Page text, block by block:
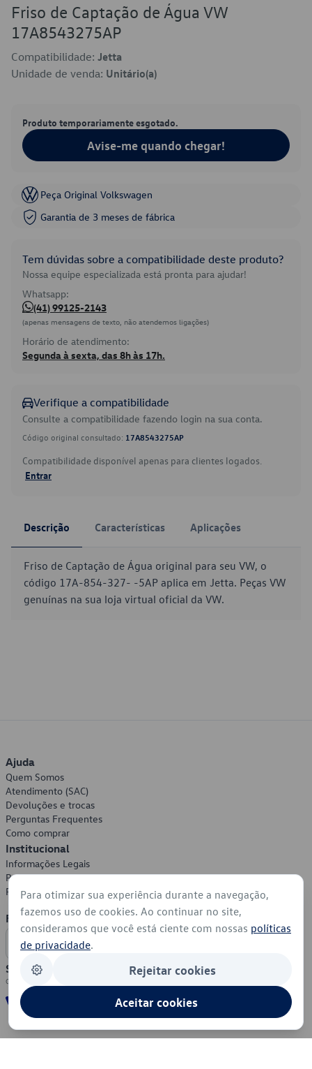
Friso de Captação de Água VW
17A8543275AP
Compatibilidade: Jetta
Unidade de venda: Unitário(a)
Produto temporariamente esgotado.
Avise-me quando chegar!
Peça Original Volkswagen
Garantia de 3 meses de fábrica
Tem dúvidas sobre a compatibilidade deste produto?
Nossa equipe especializada está pronta para ajudar!
Whatsapp:
(41) 99125-2143
(apenas mensagens de texto, não atendemos ligações)
Horário de atendimento:
Segunda à sexta, das 8h às 17h.
Verifique a compatibilidade
Consulte a compatibilidade fazendo login na sua conta.
Código original consultado: 17A8543275AP
Compatibilidade disponível apenas para clientes logados.
Entrar
Descrição Características Aplicações
Friso de Captação de Água original para seu VW, o
código 17A-854-327- -5AP aplica em Jetta. Peças VW
genuínas na sua loja virtual oficial da VW.
Ajuda
Quem Somos
Atendimento (SAC)
Devoluções e trocas
Perguntas Frequentes
Como comprar
Institucional
Informações Legais
Política de Privacidade
Política de Cookies
Formas de Pagamento
Segurança
Para otimizar sua experiência durante a navegação,
fazemos uso de cookies. Ao continuar no site,
consideramos que você está ciente com nossas políticas
de privacidade.
Rejeitar cookies
Aceitar cookies